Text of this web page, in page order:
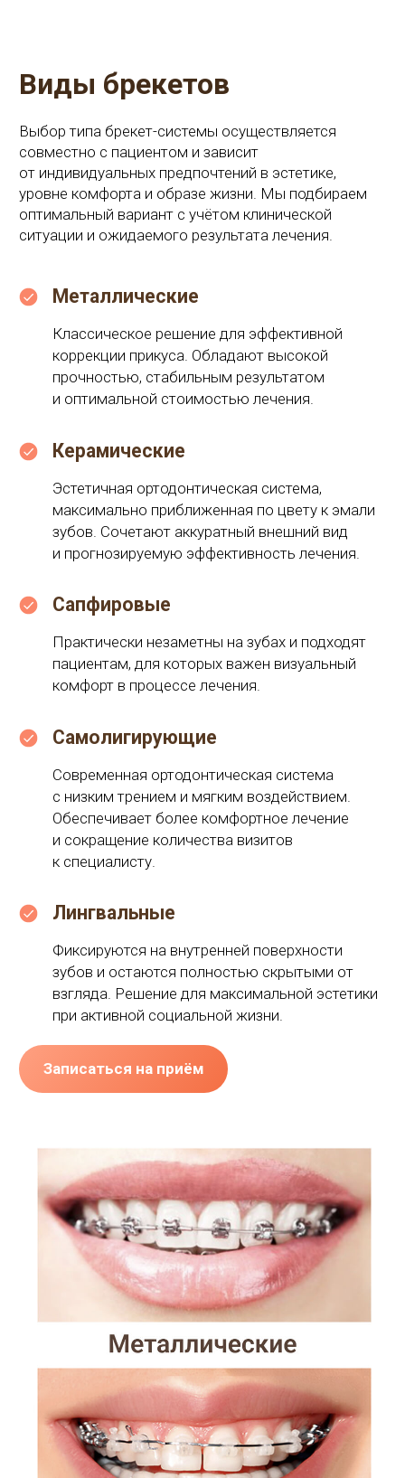
уровне комфорта и образе жизни. Мы подбираем
ситуации и ожидаемого результата лечения.
Металлические
Классическое решение для эффективной
коррекции прикуса. Обладают высокой
Керамические
Эстетичная ортодонтическая система,
максимально приближенная по цвету к эмали
зубов. Сочетают аккуратный внешний вид
Практически незаметны на зубах и подходят
пациентам, для которых важен визуальный
комфорт в процессе лечения.
Самолигирующие
Современная ортодонтическая система
Обеспечивает более комфортное лечение
и сокращение количества визитов
Лингвальные
Фиксируются на внутренней поверхности
зубов и остаются полностью скрытыми от
взгляда. Решение для максимальной эстетики
при активной социальной жизни.
Записаться на приём